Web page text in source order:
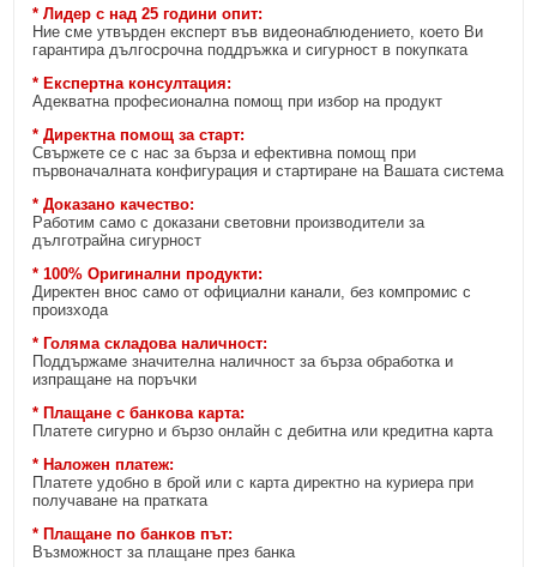
* Лидер с над 25 години опит:
Ние сме утвърден експерт във видеонаблюдението, което Ви
гарантира дългосрочна поддръжка и сигурност в покупката
* Експертна консултация:
Адекватна професионална помощ при избор на продукт
* Директна помощ за старт:
Свържете се с нас за бърза и ефективна помощ при
първоначалната конфигурация и стартиране на Вашата система
* Доказано качество:
Работим само с доказани световни производители за
дълготрайна сигурност
* 100% Оригинални продукти:
Директен внос само от официални канали, без компромис с
произхода
* Голяма складова наличност:
Поддържаме значителна наличност за бърза обработка и
изпращане на поръчки
* Плащане с банкова карта:
Платете сигурно и бързо онлайн с дебитна или кредитна карта
* Наложен платеж:
Платете удобно в брой или с карта директно на куриера при
получаване на пратката
* Плащане по банков път:
Възможност за плащане през банка